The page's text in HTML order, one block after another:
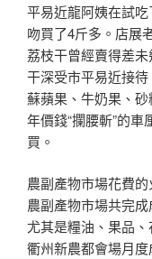
平易近龍阿姨在試
吻買了4斤多。店展
荔枝干曾經賣得差
干深受市平易近接
蘇蘋果、牛奶果、
年價錢“攔腰斬”的
買。
農副產物市場花費
農副產物市場共完成
尤其是糧油、果品
衢州新農都會場月